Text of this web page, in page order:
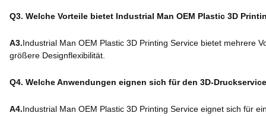
Q3. Welche Vorteile bietet Industrial Man OEM Plastic 3D
A3.Industrial Man OEM Plastic 3D Printing Service bietet mehrere
größere Designflexibilität.
Q4. Welche Anwendungen eignen sich für den 3D-
A4.Industrial Man OEM Plastic 3D Printing Service eignet sich für